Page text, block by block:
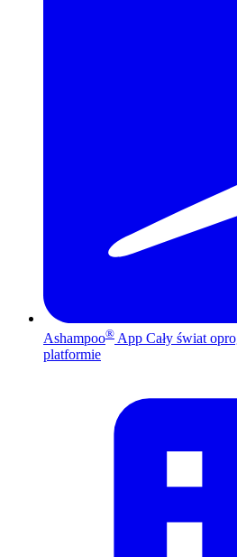
Ashampoo® App Cały świat
platformie